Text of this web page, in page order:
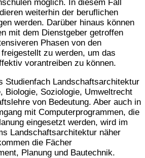
möglich. In diesem Fall
weiterhin der beruflichen
werden. Darüber hinaus können
mit dem Dienstgeber getroffen
Phasen von den
zu werden, um das
vorantreiben zu können.
Studienfach Landschaftsarchitektur
Biologie, Soziologie, Umweltrecht
von Bedeutung. Aber auch in
mit Computerprogrammen, die
eingesetzt werden, wird im
Landschaftsarchitektur näher
die Fächer
Planung und Bautechnik.